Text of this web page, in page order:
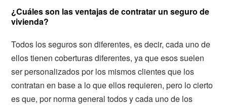
¿Cuáles son las ventajas de contratar un seguro de
vivienda?
Todos los seguros son diferentes, es decir, cada uno de
ellos tienen coberturas diferentes, ya que esos suelen
ser personalizados por los mismos clientes que los
contratan en base a lo que ellos requieren, pero lo cierto
es que, por norma general todos y cada uno de los